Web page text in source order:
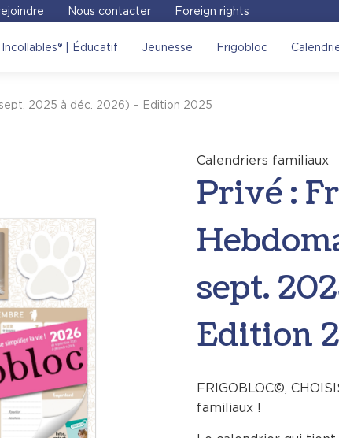
Nous contacter Foreign rights
Incollables® | Éducatif Jeunesse Frigobloc
2025 à déc. 2026) – Edition 2025
Calendriers familiaux
Privé :
sept.
Edition
FRIGOBLOC©,
familiaux !
2025
, on vous invite
Voir sur le site